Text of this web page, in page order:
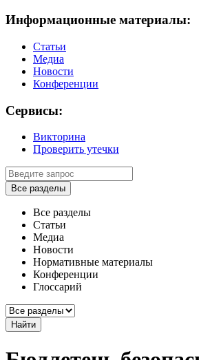
Информационные материалы:
Статьи
Медиа
Новости
Конференции
Сервисы:
Викторина
Проверить утечки
Все разделы
Все разделы
Статьи
Медиа
Новости
Нормативные материалы
Конференции
Глоссарий
Найти